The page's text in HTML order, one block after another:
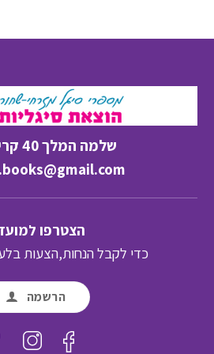
שלמה המלך 40 קריית אונו
הצטרפו
כדי לקבל הנחות,הצעות
הרשמה